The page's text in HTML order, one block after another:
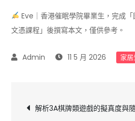
Eve｜香港催眠學院畢業生，完成
文憑課程」後撰寫本文，僅供參考。
11 5 月 2026 家
文
解析3A棋牌類遊戲的擬真度與